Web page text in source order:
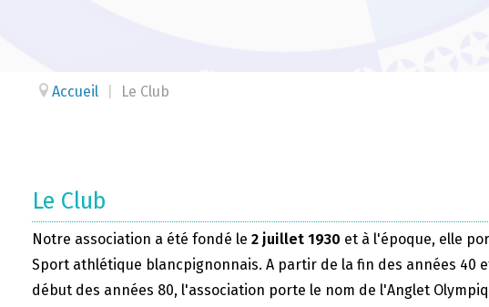
Accueil Le Club
Le Club
Notre association a été fondé le 2 juillet 1930 et à l'époque, elle
Sport athlétique blancpignonnais. A partir de la fin des années 40
début des années 80, l'association porte le nom de l'Anglet